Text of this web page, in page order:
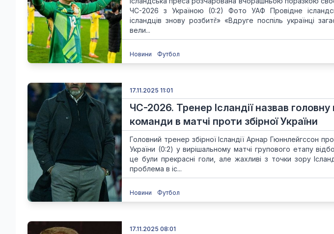
ЧС-2026 з Україною (0:2) Фото УАФ Провідне
ісландців знову розбиті!» «Вдруге поспіль українці
вели...
Новини Футбол
17.11.2025 11:01
ЧС-2026. Тренер Ісландії назвав
команди в матчі проти збірної України
Головний тренер збірної Ісландії Арнар Гюннлейгссон
України (0:2) у вирішальному матчі групового етапу
це були прекрасні голи, але жахливі з точки зору
проблема в іс...
Новини Футбол
17.11.2025 08:01